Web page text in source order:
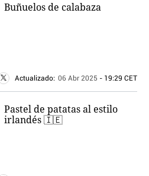
Buñuelos de calabaza
Actualizado: 06 Abr 2025 - 19:29 CET
Pastel de patatas al estilo
irlandés 🇮🇪